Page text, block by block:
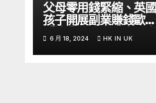
父母零用錢緊縮、英國
孩子開展副業賺錢歐媒:
「這業務」賺最多 – 自
由財經
6 月 18, 2024 HK IN UK